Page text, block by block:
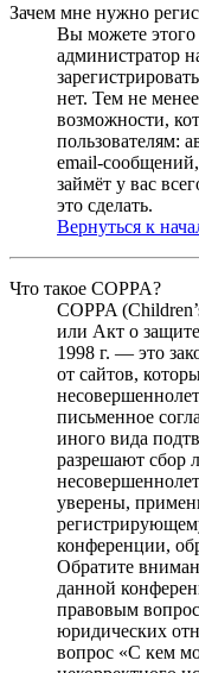
Зачем мне нужно
Вы можете этого
администратор
нет. Тем не
возможности,
пользователям:
email-
займёт у вас
это сделать.
Вернуться к
Что такое COPPA?
COPPA
или Акт о
1998 г. — это
от сайтов,
письменное
иного вида
разрешают сбор
уверены,
конференции,
Обратите
данной
правовым
юридических
вопрос «С кем